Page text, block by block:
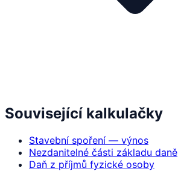
Související kalkulačky
Stavební spoření — výnos
Nezdanitelné části základu daně
Daň z příjmů fyzické osoby